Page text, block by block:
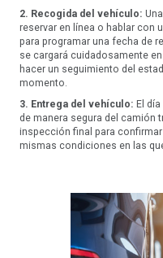
2. Recogida del vehículo:
reservar en línea o hablar con
para programar una fecha de
se cargará cuidadosamente
hacer un seguimiento del
momento.
3. Entrega del vehículo: El
de manera segura del camión
inspección final para
mismas condiciones en las